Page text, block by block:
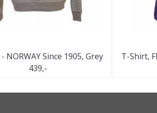
NORWAY Since 1905, Grey
439,-
T-Shirt,